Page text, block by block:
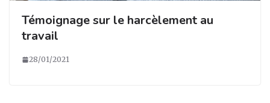
Témoignage sur le harcèlement au
travail
28/01/2021